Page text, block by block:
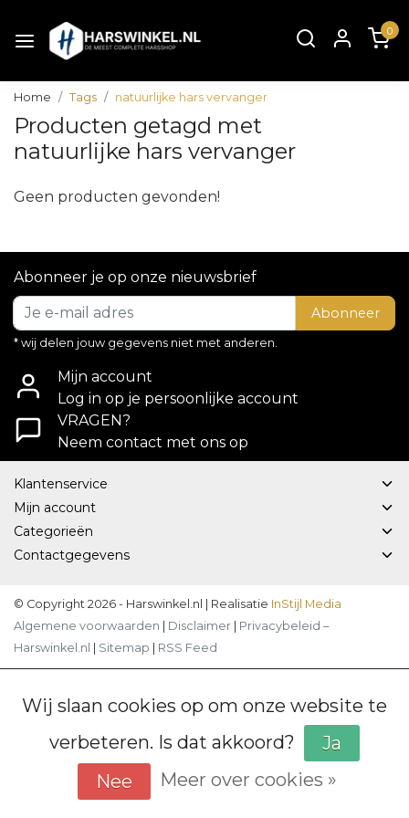
0
Home Tags natuurlijke hars vervanger
Producten getagd met
natuurlijke hars vervanger
Geen producten gevonden!
Abonneer je op onze nieuwsbrief
Abonneer
* wij delen jouw gegevens niet met anderen.
Mijn account
Log in op je persoonlijke account
VRAGEN?
Neem contact met ons op
Klantenservice
Mijn account
Categorieën
Contactgegevens
© Copyright 2026 - Harswinkel.nl | Realisatie InStijl Media
Algemene voorwaarden
Disclaimer
Privacybeleid –
Harswinkel.nl
Sitemap RSS Feed
Wij slaan cookies op om onze website te
verbeteren. Is dat akkoord?
Ja
Nee
Meer over cookies »